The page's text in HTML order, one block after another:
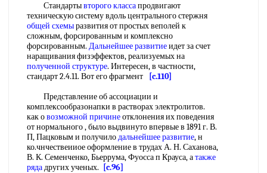
Стандартывторого классапродвигают
техническую систему вдоль центрального стержня
общей схемыразвития от простых веполей к
сложным, форсированным и комплексно
форсированным. Дальнейшее развитиеидет за счет
наращивания физэффектов, реализуемых на
полученной структуре. Интересен, в частности,
стандарт 2.4.11. Вот его фрагмент
[c.110]
Представление об ассоциации и
комплексообразонапки в растворах электролитов.
как овозможной причинеотклонения их поведения
от нормального , было выдвинуто впервые в 1891 г. В.
П, Пацковым и получилодальнейшее развитие, н
ко.чнчествеииое оформление в трудах А. Н. Саханова,
В. К. Семенченко, Бьеррума, Фуосса п Крауса, атакже
рядадругих ученых.
[c.96]